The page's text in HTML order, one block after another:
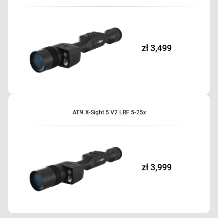
zł 3,499
ATN X-Sight 5 V2 LRF 5-25x
zł 3,999